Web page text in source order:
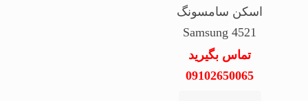
اسکن سامسونگ
Samsung 4521
تماس بگیرید
09102650065